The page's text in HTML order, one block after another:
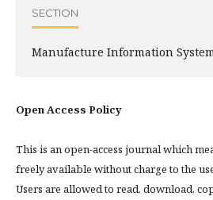
SECTION
Manufacture Information
Open Access Policy
This is an open-access journal which
freely available without charge to the
Users are allowed to read, download,